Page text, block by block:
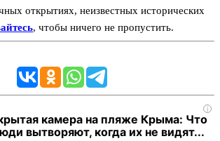
открытиях, неизвестных исторических
, чтобы ничего не пропустить.
i
камера на пляже Крыма: Что
вытворяют, когда их не видят...